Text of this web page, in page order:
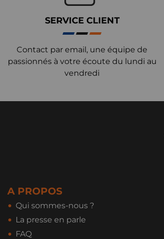
SERVICE CLIENT
Contact par email, une équipe de
passionnés à votre écoute du lundi au
vendredi
A PROPOS
Qui sommes-nous ?
La presse en parle
FAQ